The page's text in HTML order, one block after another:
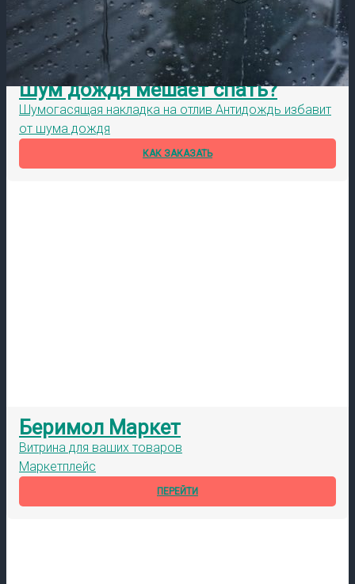
Шум дождя мешает спать?
Шумогасящая накладка на отлив Антидождь избавит
от шума дождя
КАК ЗАКАЗАТЬ
Беримол Маркет
Витрина для ваших товаров
Маркетплейс
ПЕРЕЙТИ